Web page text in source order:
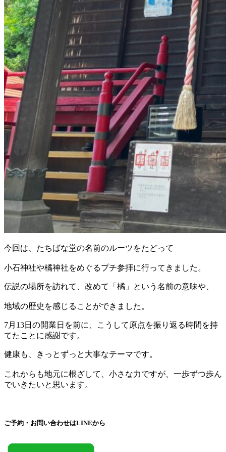
今回は、たちばな堂の名前のルーツをたどって
小石神社や橘神社をめぐるプチ参拝に行ってきました。
伝説の場所を訪れて、改めて「橘」という名前の意味や、
地域の歴史を感じることができました。
7月13日の開業日を前に、こうして原点を振り返る時間を持
てたことに感謝です。
健康も、きっとずっと大事なテーマです。
これからも地元に根ざして、小さな力ですが、一歩ずつ歩ん
でいきたいと思います。
ご予約・お問い合わせはLINEから